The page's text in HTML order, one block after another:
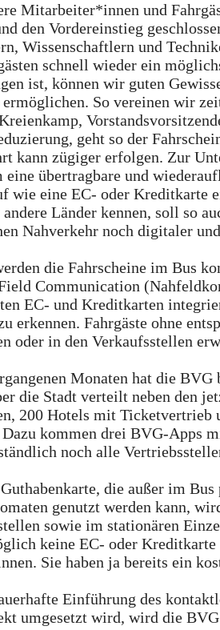
Mitarbeiter*innen und
den Vordereinstieg
Wissenschaftlern und
schnell wieder ein
ist, können wir guten
ermöglichen. So vereinen wir
geht so der
kann zügiger erfolgen. Zur
eine übertragbare und
wie eine EC- oder Kreditkarte
Länder kennen, soll so
Nahverkehr noch digitaler
die Fahrscheine im Bus
Communication
EC- und Kreditkarten
erkennen. Fahrgäste ohne
oder in den Verkaufsstellen
Monaten hat die
die Stadt verteilt neben den
200 Hotels mit Ticketvertrieb
Dazu kommen drei BVG-Apps
noch alle
die außer im
genutzt werden kann,
sowie im stationären
keine EC- oder
Sie haben ja bereits ein
Einführung des
umgesetzt wird, wird die